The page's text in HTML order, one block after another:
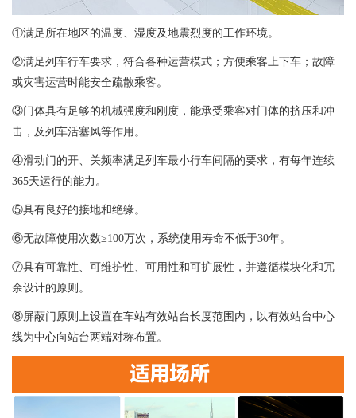
①满足所在地区的温度、湿度及地震烈度的工作环境。
②满足列车行车要求，符合各种运营模式；方便乘客上下车；故障
或灾害运营时能安全疏散乘客。
③门体具有足够的机械强度和刚度，能承受乘客对门体的挤压和冲
击，及列车活塞风等作用。
④滑动门的开、关频率满足列车最小行车间隔的要求，有每年连续
365天运行的能力。
⑤具有良好的接地和绝缘。
⑥无故障使用次数≥100万次，系统使用寿命不低于30年。
⑦具有可靠性、可维护性、可用性和可扩展性，并遵循模块化和冗
余设计的原则。
⑧屏蔽门原则上设置在车站有效站台长度范围内，以有效站台中心
线为中心向站台两端对称布置。